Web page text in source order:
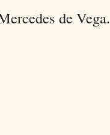
de Vega.